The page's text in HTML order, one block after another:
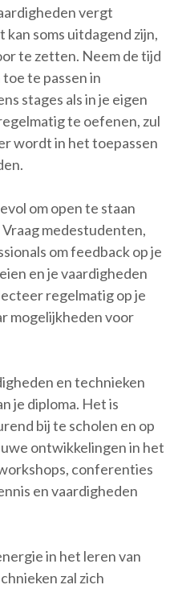
vergt
soms uitdagend zijn,
te zetten. Neem de tijd
te passen in
stages als in je eigen
te oefenen, zul
wordt in het toepassen
om open te staan
medestudenten,
om feedback op je
en je vaardigheden
regelmatig op je
mogelijkheden voor
en technieken
je diploma. Het is
bij te scholen en op
ontwikkelingen in het
conferenties
en vaardigheden
in het leren van
zal zich